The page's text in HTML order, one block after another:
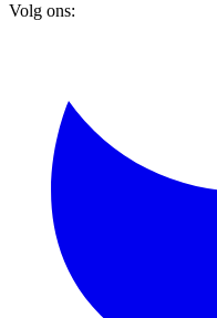
Volg ons: